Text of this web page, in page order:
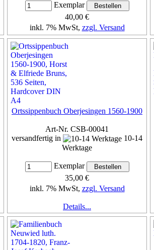
Exemplar
40,00 €
inkl. 7% MwSt, zzgl. Versand
Details...
Ortssippenbuch Oberjesingen 1560-1900
Art-Nr. CSB-00041
versandfertig in
10-14
Werktage
Exemplar
35,00 €
inkl. 7% MwSt, zzgl. Versand
Details...